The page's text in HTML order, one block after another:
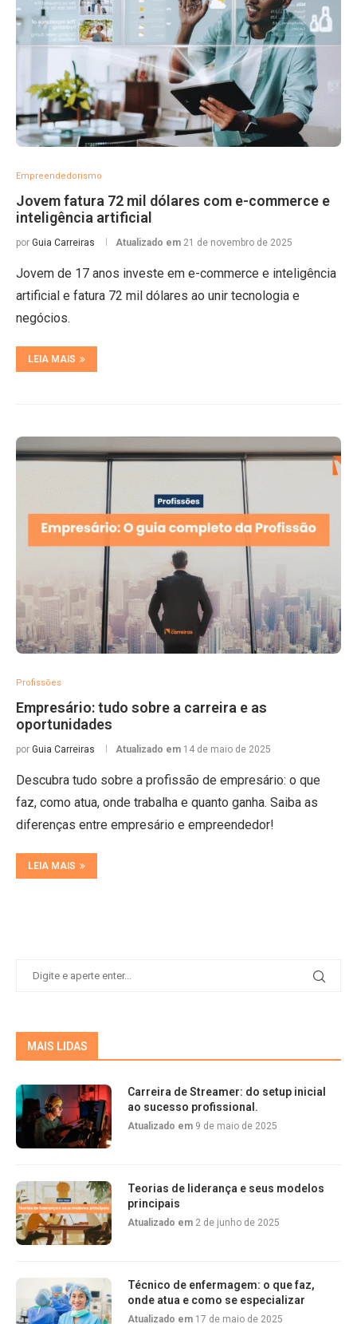
Empreendedorismo
Jovem fatura 72 mil dólares com e-commerce e
inteligência artificial
por Guia Carreiras Atualizado em 21 de novembro de 2025
Jovem de 17 anos investe em e-commerce e inteligência
artificial e fatura 72 mil dólares ao unir tecnologia e
negócios.
LEIA MAIS
Profissões
Empresário: tudo sobre a carreira e as
oportunidades
por Guia Carreiras Atualizado em 14 de maio de 2025
Descubra tudo sobre a profissão de empresário: o que
faz, como atua, onde trabalha e quanto ganha. Saiba as
diferenças entre empresário e empreendedor!
LEIA MAIS
MAIS LIDAS
Carreira de Streamer: do setup inicial
ao sucesso profissional.
Atualizado em 9 de maio de 2025
Teorias de liderança e seus modelos
principais
Atualizado em 2 de junho de 2025
Técnico de enfermagem: o que faz,
onde atua e como se especializar
Atualizado em 17 de maio de 2025